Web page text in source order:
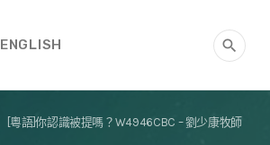
ENGLISH search
[粵語]你認識被提嗎？W4946CBC – 劉少康牧師